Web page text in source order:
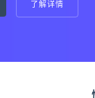
了解详情